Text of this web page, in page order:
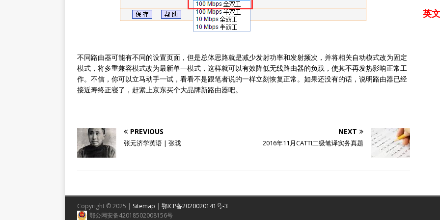
不同路由器可能有不同的设置页面，但是总体思路就是减少发射功率和发射频次，并将相关自动模式改为固定
模式，将多重兼容模式改为最新单一模式，这样就可以有效降低无线路由器的负载，使其不再发热影响正常工
作。不信，你可以立马动手一试，看看不是跟笔者说的一样立刻恢复正常。如果还没有的话，说明路由器已经
接近寿终正寝了，赶紧上京东买个大品牌新路由器吧。
PREVIOUS
张元济学英语 | 张珑
NEXT
2016年11月CATTI二级笔译实务真题
英
Copyright © 2025 | Sitemap | 鄂ICP备2020020141号-3
鄂公网安备42018502008156号